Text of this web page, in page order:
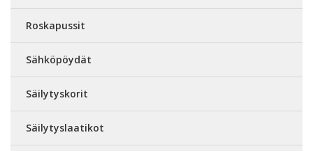
Roskapussit
Sähköpöydät
Säilytyskorit
Säilytyslaatikot